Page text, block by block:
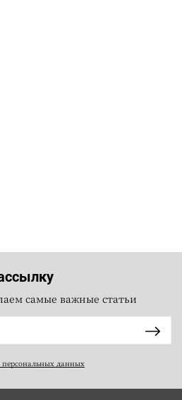
самые важные статьи
персональных данных